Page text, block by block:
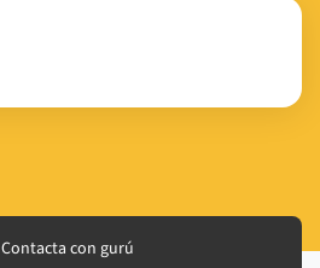
Contacta con gurú